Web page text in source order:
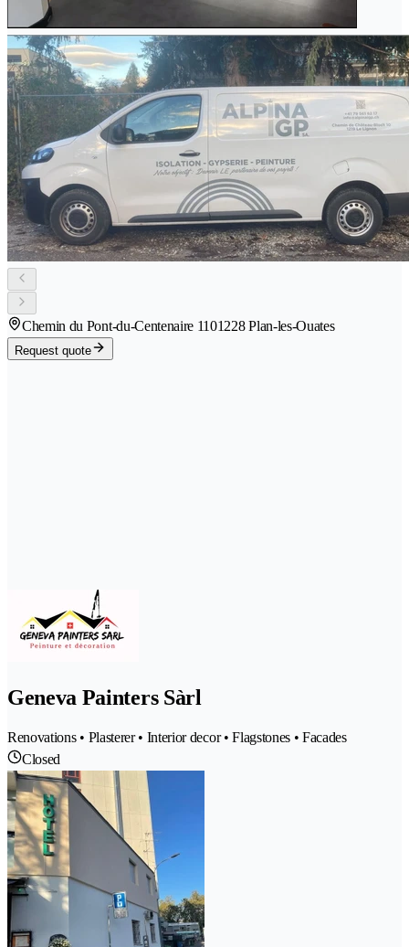
Chemin du Pont-du-Centenaire 1101228 Plan-les-Ouates
Request quote
Geneva Painters Sàrl
Renovations • Plasterer • Interior decor • Flagstones • Facades
Closed